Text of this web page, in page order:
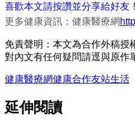
喜歡本文請按讚並分享給好友！
更多健康資訊：健康醫療網
免責聲明：本文為合作外稿授
對內文有任何疑問請逕與原作
健康醫療網健康合作友站生活
延伸閱讀